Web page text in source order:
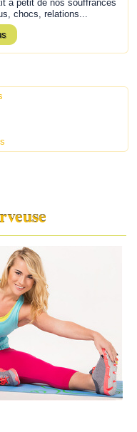
à petit de nos souffrances
chocs, relations...